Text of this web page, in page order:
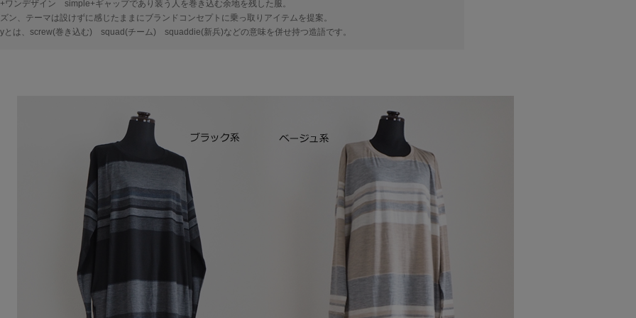
ワンデザイン simple+ギャップであり装う人を巻き込む余地を残した服。
ン、テーマは設けずに感じたままにブランドコンセプトに乗っ取りアイテムを提案。
とは、screw(巻き込む) squad(チーム) squaddie(新兵)などの意味を併せ持つ造語です。